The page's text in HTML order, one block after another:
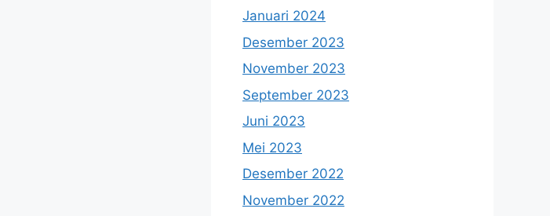
Januari 2024
Desember 2023
November 2023
September 2023
Juni 2023
Mei 2023
Desember 2022
November 2022